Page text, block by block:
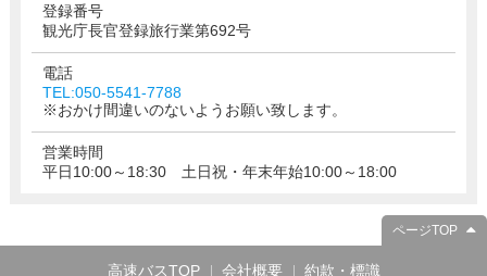
登録番号
観光庁長官登録旅行業第692号
電話
TEL:050-5541-7788
※おかけ間違いのないようお願い致します。
営業時間
平日10:00～18:30 土日祝・年末年始10:00～18:00
ページTOP
高速バスTOP 会社概要 約款・標識